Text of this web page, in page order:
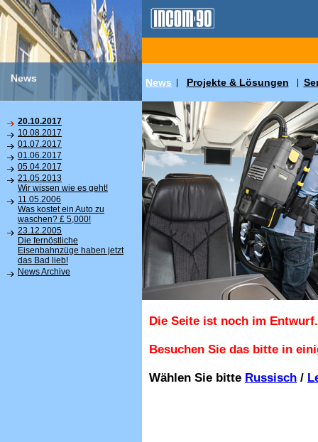
News News Projekte & Lösungen
20.10.2017
10.08.2017
01.07.2017
01.06.2017
05.04.2017
21.05.2013
Wir wissen wie es geht!
11.05.2006
Was kostet ein Auto zu
waschen? £ 5,000!
23.12.2005
Die fernöstliche
Eisenbahnzüge haben jetzt
das Bad lieb!
News Archive
Die Seite ist noch im Entwurf.
Besuchen Sie das bitte in
Wählen Sie bitte Russisch /